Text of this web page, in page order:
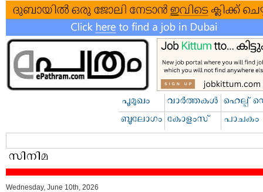
Wednesday, June 10th, 2026